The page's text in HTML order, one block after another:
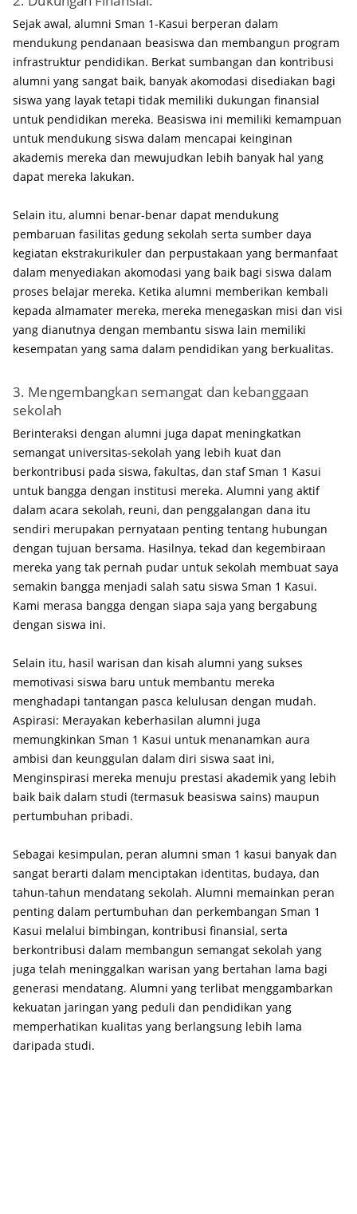
Sejak awal, alumni Sman 1-Kasui berperan dalam
mendukung pendanaan beasiswa dan membangun program
infrastruktur pendidikan. Berkat sumbangan dan kontribusi
alumni yang sangat baik, banyak akomodasi disediakan bagi
siswa yang layak tetapi tidak memiliki dukungan finansial
untuk pendidikan mereka. Beasiswa ini memiliki kemampuan
untuk mendukung siswa dalam mencapai keinginan
akademis mereka dan mewujudkan lebih banyak hal yang
dapat mereka lakukan.
Selain itu, alumni benar-benar dapat mendukung
pembaruan fasilitas gedung sekolah serta sumber daya
kegiatan ekstrakurikuler dan perpustakaan yang bermanfaat
dalam menyediakan akomodasi yang baik bagi siswa dalam
proses belajar mereka. Ketika alumni memberikan kembali
kepada almamater mereka, mereka menegaskan misi dan visi
yang dianutnya dengan membantu siswa lain memiliki
kesempatan yang sama dalam pendidikan yang berkualitas.
3. Mengembangkan semangat dan kebanggaan
sekolah
Berinteraksi dengan alumni juga dapat meningkatkan
semangat universitas-sekolah yang lebih kuat dan
berkontribusi pada siswa, fakultas, dan staf Sman 1 Kasui
untuk bangga dengan institusi mereka. Alumni yang aktif
dalam acara sekolah, reuni, dan penggalangan dana itu
sendiri merupakan pernyataan penting tentang hubungan
dengan tujuan bersama. Hasilnya, tekad dan kegembiraan
mereka yang tak pernah pudar untuk sekolah membuat saya
semakin bangga menjadi salah satu siswa Sman 1 Kasui.
Kami merasa bangga dengan siapa saja yang bergabung
dengan siswa ini.
Selain itu, hasil warisan dan kisah alumni yang sukses
memotivasi siswa baru untuk membantu mereka
menghadapi tantangan pasca kelulusan dengan mudah. ​​
Aspirasi: Merayakan keberhasilan alumni juga
memungkinkan Sman 1 Kasui untuk menanamkan aura
ambisi dan keunggulan dalam diri siswa saat ini,
Menginspirasi mereka menuju prestasi akademik yang lebih
baik baik dalam studi (termasuk beasiswa sains) maupun
pertumbuhan pribadi.
Sebagai kesimpulan, peran alumni sman 1 kasui banyak dan
sangat berarti dalam menciptakan identitas, budaya, dan
tahun-tahun mendatang sekolah. Alumni memainkan peran
penting dalam pertumbuhan dan perkembangan Sman 1
Kasui melalui bimbingan, kontribusi finansial, serta
berkontribusi dalam membangun semangat sekolah yang
juga telah meninggalkan warisan yang bertahan lama bagi
generasi mendatang. Alumni yang terlibat menggambarkan
kekuatan jaringan yang peduli dan pendidikan yang
memperhatikan kualitas yang berlangsung lebih lama
daripada studi.